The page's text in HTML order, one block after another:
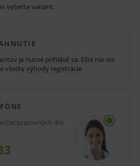
anestéziu.
pred použitím si starostlivo
vyberte variant.
je nutné prihlásiť sa. Ešte nie ste
všetky výhody registrácie.
pracovných dní